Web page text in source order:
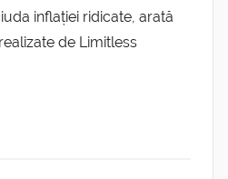
inflației ridicate, arată
de Limitless